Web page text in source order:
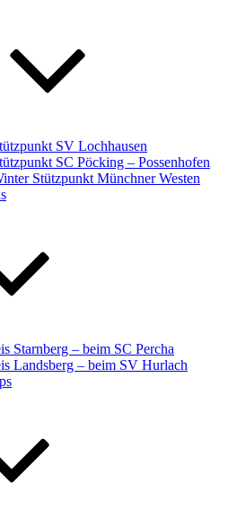
SV Lochhausen
SC Pöcking – Possenhofen
Stützpunkt Münchner Westen
Starnberg – beim SC Percha
Landsberg – beim SV Hurlach